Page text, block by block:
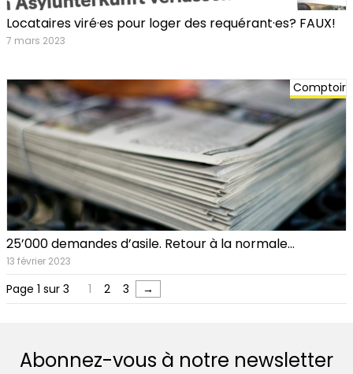
Locataires viré·es pour loger des requérant·es? FAUX!
7 mars 2023
Comptoir
25’000 demandes d’asile. Retour à la normale…
13 février 2023
Page 1 sur 3 1 2 3 →
Abonnez-vous à notre newsletter